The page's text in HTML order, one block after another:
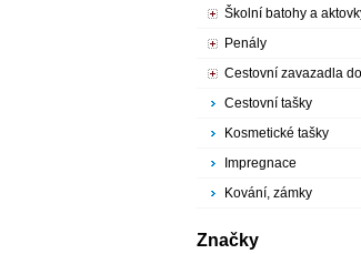
Školní batohy a
Penály
Cestovní zavazadla
Cestovní tašky
Kosmetické tašky
Impregnace
Kování, zámky
Značky